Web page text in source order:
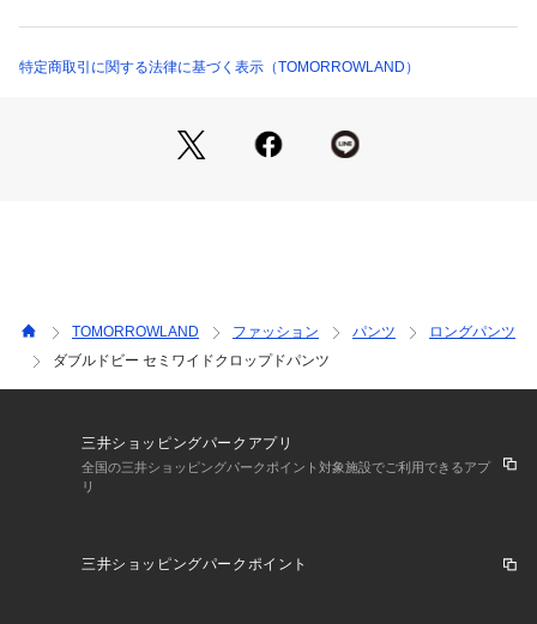
テムです。
製品は後ろポケットが右側のみになります。
商品番号:11-04-11-04002
※※お取扱い上の注意※※
やすい性質があります。
保管の際には十分ご注意下さい。
商品番号：1095000000419 （モール）
特定商取引に関する法律に基づく表示（TOMORROWLAND）
TOMORROWLAND ファッション パンツ
ロングパンツ
ダブルドビー セミワイドクロップドパンツ
三井ショッピングパークアプリ
全国の三井ショッピングパークポイント対象施設でご利用できるアプ
リ
三井ショッピングパークポイント